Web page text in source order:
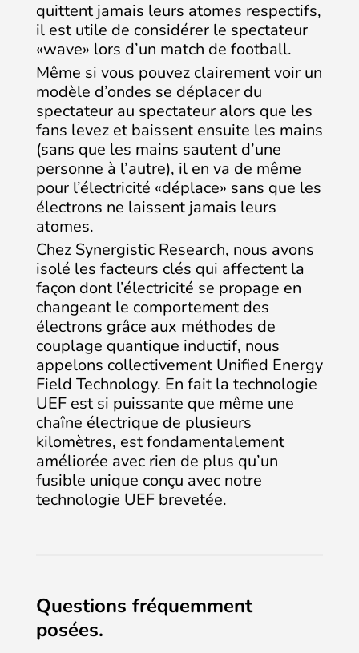
quittent jamais leurs atomes respectifs,
il est utile de considérer le spectateur
«wave» lors d’un match de football.
Même si vous pouvez clairement voir un
modèle d’ondes se déplacer du
spectateur au spectateur alors que les
fans levez et baissent ensuite les mains
(sans que les mains sautent d’une
personne à l’autre), il en va de même
pour l’électricité «déplace» sans que les
électrons ne laissent jamais leurs
atomes.
Chez Synergistic Research, nous avons
isolé les facteurs clés qui affectent la
façon dont l’électricité se propage en
changeant le comportement des
électrons grâce aux méthodes de
couplage quantique inductif, nous
appelons collectivement Unified Energy
Field Technology. En fait la technologie
UEF est si puissante que même une
chaîne électrique de plusieurs
kilomètres, est fondamentalement
améliorée avec rien de plus qu’un
fusible unique conçu avec notre
technologie UEF brevetée.
Questions fréquemment
posées.